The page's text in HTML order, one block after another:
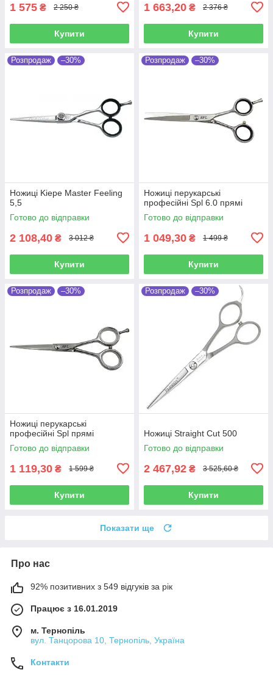
1 575 ₴ 2 250 ₴
Купити
1 663,20 ₴ 2 376 ₴
Купити
Розпродаж –30%
Ножиці Kiepe Master Feeling
5,5
Готово до відправки
2 108,40 ₴ 3 012 ₴
Купити
Розпродаж –30%
Ножиці перукарські
професійні Spl 6.0 прямі
Готово до відправки
1 049,30 ₴ 1 499 ₴
Купити
Розпродаж –30%
Ножиці перукарські
професійні Spl прямі
Готово до відправки
1 119,30 ₴ 1 599 ₴
Купити
Розпродаж –30%
Ножиці Straight Cut 500
Готово до відправки
2 467,92 ₴ 3 525,60 ₴
Купити
Показати ще
Про нас
92% позитивних з 549 відгуків за рік
Працює з 16.01.2019
м. Тернопіль
вул. Танцорова 10, Тернопіль, Україна
Контакти